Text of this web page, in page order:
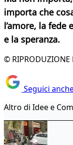
importa che
l’amore, la fede
e la speranza.
© RIPRODUZIONE
Seguici
Altro di Idee e